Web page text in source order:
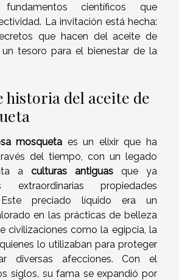
científicos que
La invitación está hecha:
que hacen del aceite de
tesoro para el bienestar de la
historia del aceite de
mosqueta es un elixir que ha
del tiempo, con un legado
a culturas antiguas que ya
propiedades
Este preciado líquido era un
en las prácticas de belleza
civilizaciones como la egipcia, la
lo utilizaban para proteger
diversas afecciones. Con el
siglos, su fama se expandió por